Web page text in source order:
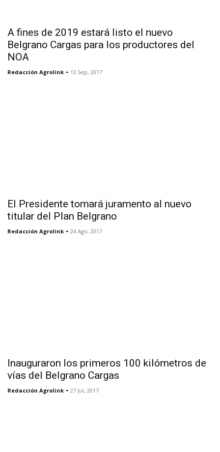
A fines de 2019 estará listo el nuevo
Belgrano Cargas para los productores del
NOA
Redacción Agrolink - 13 Sep, 2017
El Presidente tomará juramento al nuevo
titular del Plan Belgrano
Redacción Agrolink - 24 Ago, 2017
Inauguraron los primeros 100 kilómetros de
vías del Belgrano Cargas
Redacción Agrolink - 27 Jul, 2017